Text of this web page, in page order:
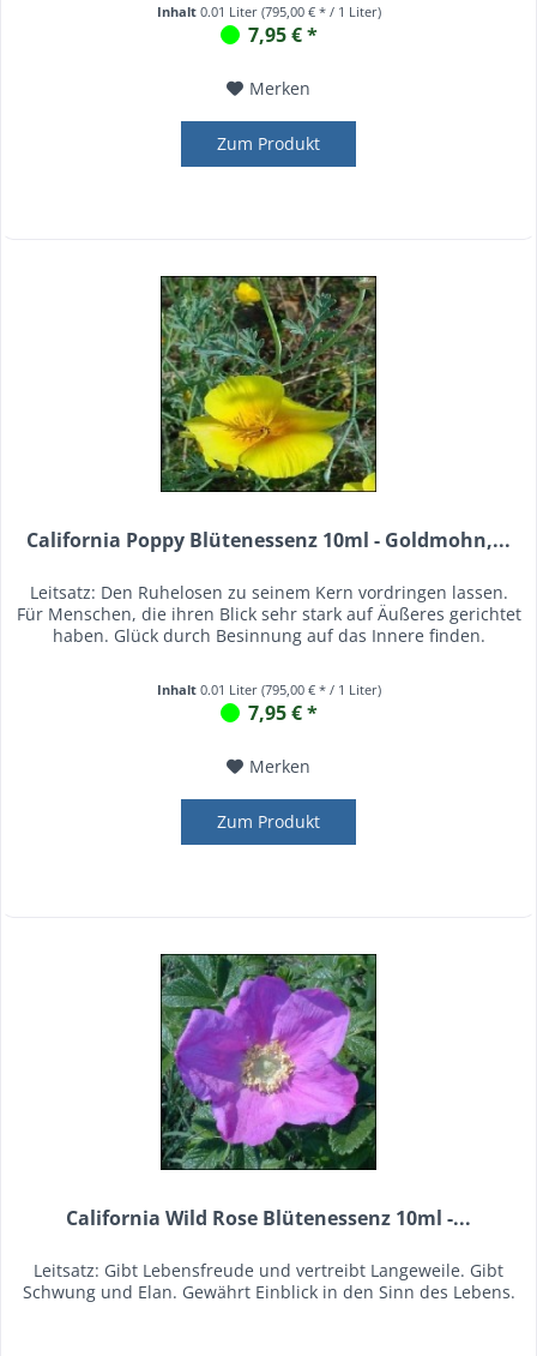
Inhalt 0.01 Liter (795,00 € * / 1 Liter)
7,95 € *
Merken
Zum Produkt
California Poppy Blütenessenz 10ml - Goldmohn,...
Leitsatz: Den Ruhelosen zu seinem Kern vordringen lassen.
Für Menschen, die ihren Blick sehr stark auf Äußeres gerichtet
haben. Glück durch Besinnung auf das Innere finden.
Inhalt 0.01 Liter (795,00 € * / 1 Liter)
7,95 € *
Merken
Zum Produkt
California Wild Rose Blütenessenz 10ml -...
Leitsatz: Gibt Lebensfreude und vertreibt Langeweile. Gibt
Schwung und Elan. Gewährt Einblick in den Sinn des Lebens.